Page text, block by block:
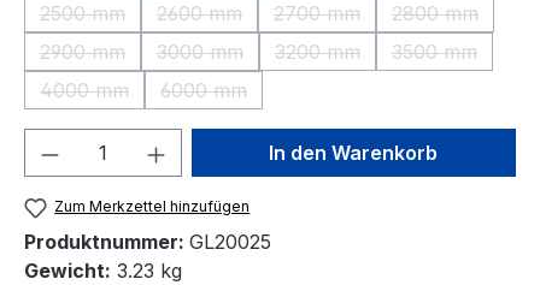
2500 mm
(Diese Option ist zurzeit nicht verfügbar.)
2600 mm
(Diese Option ist zurzeit nicht verfügbar.)
2700 mm
(Diese Option ist zurzeit
2800 mm
(Diese
2900 mm
(Diese Option ist zurzeit nicht verfügbar.)
3000 mm
(Diese Option ist zurzeit nicht verfügbar.)
3200 mm
(Diese Option ist zurzeit
3500 mm
(Diese
4000 mm
(Diese Option ist zurzeit nicht verfügbar.)
6000 mm
(Diese Option ist zurzeit nicht verfügbar.)
Produkt Anzahl: Gib denIn den Warenkorb
Zum Merkzettel hinzufügen
Produktnummer: GL20025
Gewicht: 3.23 kg